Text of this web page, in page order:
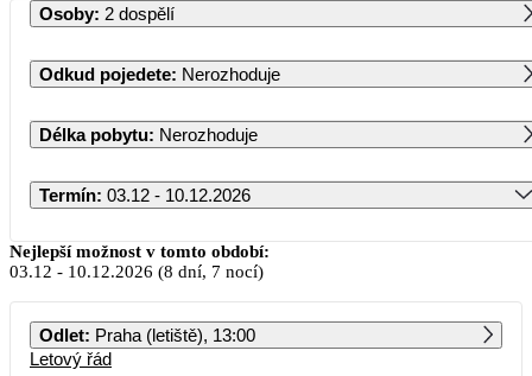
Osoby: 2 dospělí
Odkud pojedete: Nerozhoduje
Délka pobytu: Nerozhoduje
Termín: 03.12 - 10.12.2026
Prosinec 2026
PO ÚT ST ČT PÁ SO NE
Nejlepší možnost v tomto období:
03.12 - 10.12.2026 (8 dní, 7 nocí)
Odlet: Praha (letiště), 13:00
Letový řád